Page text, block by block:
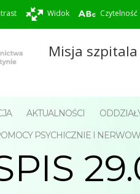
Widok Czytelność
Misja
AKTUALNOŚCI
PSYCHICZNIE I